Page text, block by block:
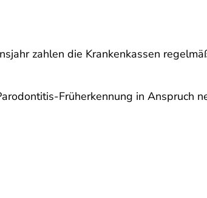
zahlen die Krankenkassen
Früherkennung in Anspruch